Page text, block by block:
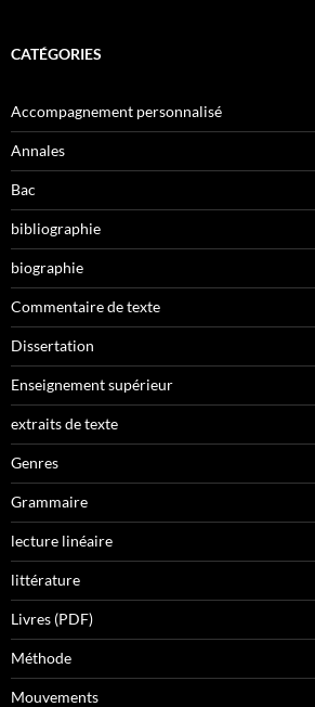
CATÉGORIES
Accompagnement personnalisé
Annales
Bac
bibliographie
biographie
Commentaire de texte
Dissertation
Enseignement supérieur
extraits de texte
Genres
Grammaire
lecture linéaire
littérature
Livres (PDF)
Méthode
Mouvements